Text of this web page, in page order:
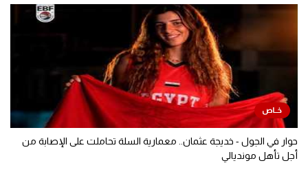
حوار في الجول - خديجة عثمان.. معمارية السلة تحاملت على الإصابة من
أجل تأهل مونديالي